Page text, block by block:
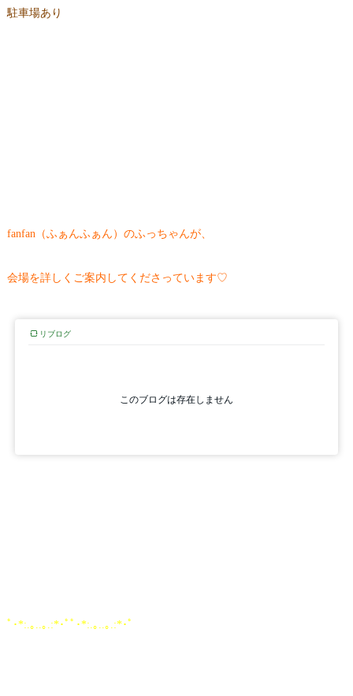
駐車場あり
fanfan（ふぁんふぁん）のふっちゃんが、
会場を詳しくご案内してくださっています♡
ﾟ･*:.｡..｡.:*･ﾟﾟ･*:.｡..｡.:*･ﾟ